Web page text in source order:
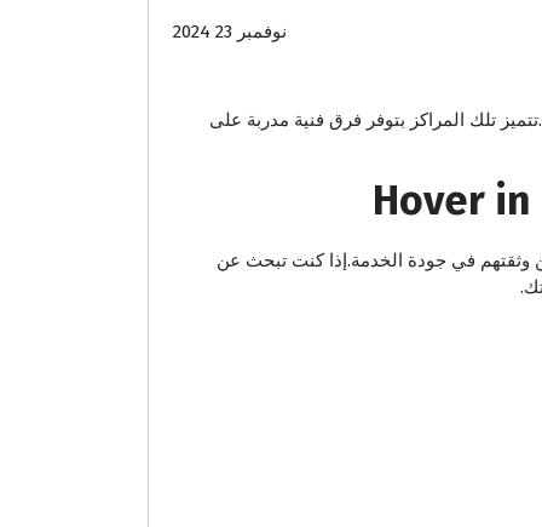
نوفمبر 23 2024
تلك المراكز بتوفر فرق فنية مدربة على
وثقتهم في جودة الخدمة.إذا كنت تبحث عن